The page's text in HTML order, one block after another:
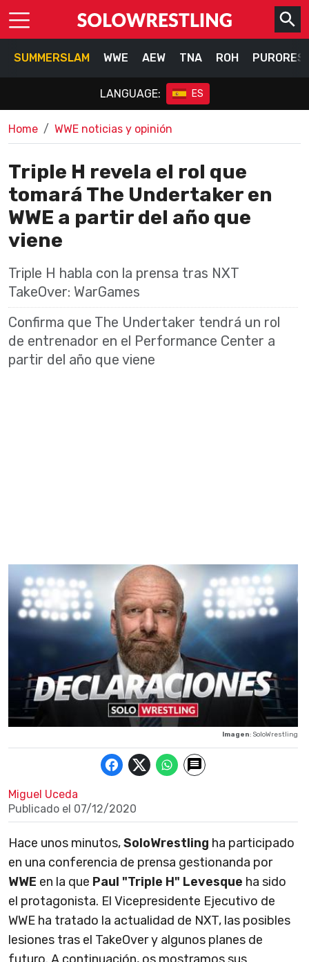
SUMMERSLAM WWE AEW TNA ROH
LANGUAGE: ES
Home WWE noticias y opinión
Triple H revela el rol que
tomará The Undertaker en
WWE a partir del año que
viene
Triple H habla con la prensa tras NXT
TakeOver: WarGames
Confirma que The Undertaker tendrá un rol
de entrenador en el Performance Center a
partir del año que viene
Imagen: SoloWrestling
Miguel Uceda
Publicado el 07/12/2020
Hace unos minutos,SoloWrestling ha participado
en una conferencia de prensa gestionanda por
WWE en la que Paul "Triple H" Levesque ha sido
el protagonista. El Vicepresidente Ejecutivo de
WWE ha tratado la actualidad de NXT, las posibles
lesiones tras el TakeOver y algunos planes de